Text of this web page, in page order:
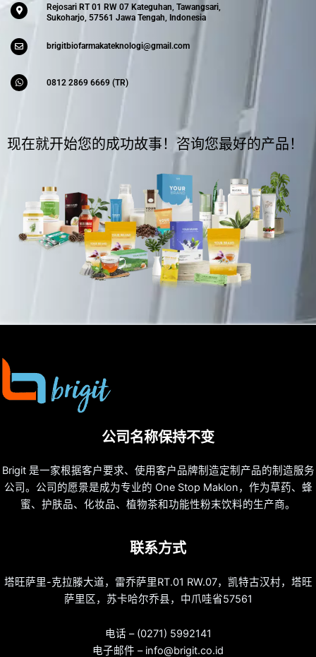
Rejosari RT 01 RW 07 Kateguhan, Tawangsari,
Sukoharjo, 57561 Jawa Tengah, Indonesia
brigitbiofarmakateknologi@gmail.com
0812 2869 6669 (TR)
现在就开始您的成功故事！咨询您最好的产品！
公司名称保持不变
Brigit 是一家根据客户要求、使用客户品牌制造定制产品的制造服务
公司。公司的愿景是成为专业的 One Stop Maklon，作为草药、蜂
蜜、护肤品、化妆品、植物茶和功能性粉末饮料的生产商。
联系方式
塔旺萨里-克拉滕大道，雷乔萨里RT.01 RW.07，凯特古汉村，塔旺
萨里区，苏卡哈尔乔县，中爪哇省57561
电话 – (0271) 5992141
电子邮件 – info@brigit.co.id